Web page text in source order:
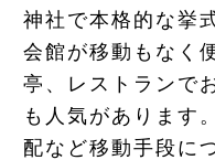
和婚コラム
先輩カップル実例
神社で本格的な挙
会館が移動もなく
亭、レストランで
も人気があります
配など移動手段に